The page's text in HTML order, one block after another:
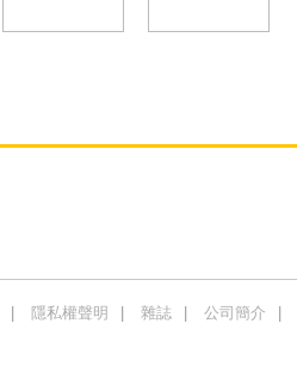
隱私權聲明 雜誌 公司簡介